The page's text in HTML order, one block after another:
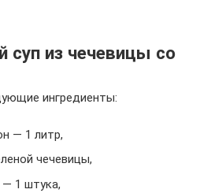
суп из чечевицы со
ингредиенты:
— 1 литр,
чечевицы,
— 1 штука,